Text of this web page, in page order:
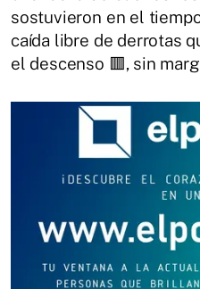
sostuvieron en el
caída libre de derrotas
el descenso 🟥, sin